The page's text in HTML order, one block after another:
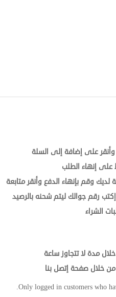
وأنقر على إضافة إلى السلة
على إنهاء الطلب
لديك وقم بإنهاء الدفع وأنقر متابعة
رقم جوالك ليتم شحنه بالرصيد
الشراء
مدة لا تتجاوز ساعة
من خلال صفحة إتصل بنا
Only logged in customers who